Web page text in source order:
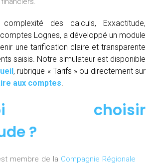
des calculs, Exxactitude,
Lognes, a développé un module
une tarification claire et transparente
saisis. Notre simulateur est disponible
, rubrique « Tarifs » ou directement sur
aux comptes.
choisir
?
membre de la Compagnie Régionale